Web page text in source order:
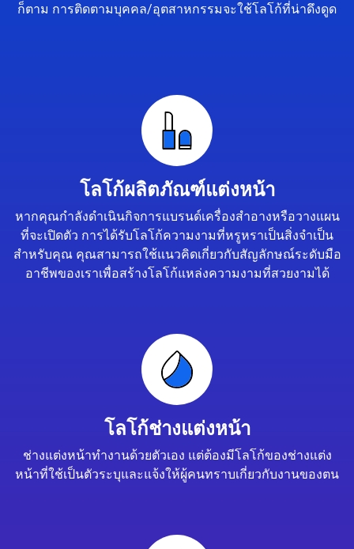
ก็ตาม การติดตามบุคคล/อุตสาหกรรมจะใช้โลโก้ที่น่าดึงดูด
โลโก้ผลิตภัณฑ์แต่งหน้า
หากคุณกำลังดำเนินกิจการแบรนด์เครื่องสำอางหรือวางแผน
ที่จะเปิดตัว การได้รับโลโก้ความงามที่หรูหราเป็นสิ่งจำเป็น
สำหรับคุณ คุณสามารถใช้แนวคิดเกี่ยวกับสัญลักษณ์ระดับมือ
อาชีพของเราเพื่อสร้างโลโก้แหล่งความงามที่สวยงามได้
โลโก้ช่างแต่งหน้า
ช่างแต่งหน้าทำงานด้วยตัวเอง แต่ต้องมีโลโก้ของช่างแต่ง
หน้าที่ใช้เป็นตัวระบุและแจ้งให้ผู้คนทราบเกี่ยวกับงานของตน